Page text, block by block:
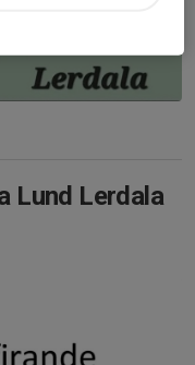
Lund Lerdala